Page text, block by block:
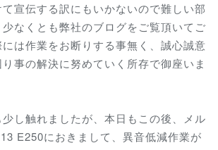
宣伝する訳にもいかないので難しい部
なくとも弊社のブログをご覧頂いてご
は作業をお断りする事無く、誠心誠意
事の解決に努めていく所存で御座いま
し触れましたが、本日もこの後、メル
E250におきまして、異音低減作業が